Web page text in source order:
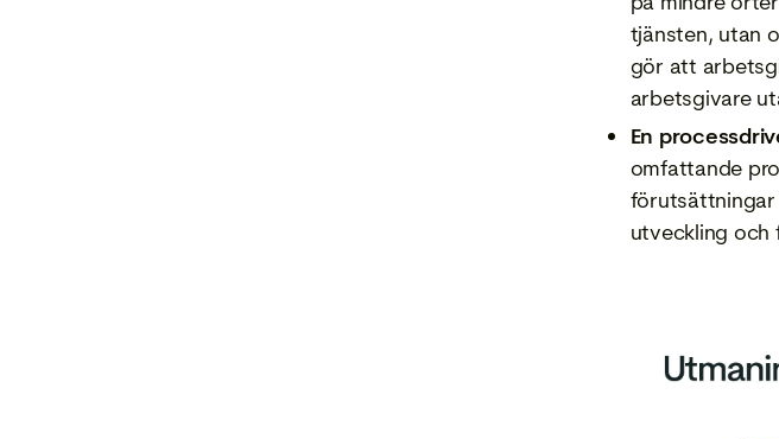
tjänsten, utan
gör att
arbetsgivare
En
omfattande
utveckling och